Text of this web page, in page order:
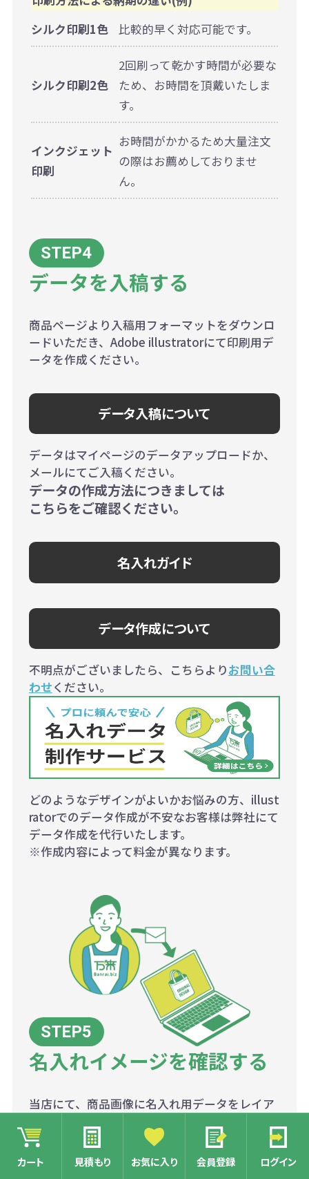
カート 見積もり お気に入り 会員登録 ログイン
シルク印刷1色
比較的早く対応可能です。
シルク印刷2色
2回刷って乾かす時間が必要な
ため、お時間を頂戴いたしま
す。
インクジェット
印刷
お時間がかかるため大量注文
の際はお薦めしておりませ
ん。
データを入稿する
商品ページより入稿用フォーマットをダウンロ
ードいただき、Adobe illustratorにて印刷用デ
ータを作成ください。
データ入稿について
データはマイページのデータアップロードか、
メールにてご入稿ください。
データの作成方法につきましては
こちらをご確認ください。
名入れガイド
データ作成について
不明点がございましたら、こちらよりお問い合
わせください。
どのようなデザインがよいかお悩みの方、illust
ratorでのデータ作成が不安なお客様は弊社にて
データ作成を代行いたします。
※作成内容によって料金が異なります。
名入れイメージを確認する
当店にて、商品画像に名入れ用データをレイア
す。
マイページのデータ確認またはメールにてお受
け取りください。